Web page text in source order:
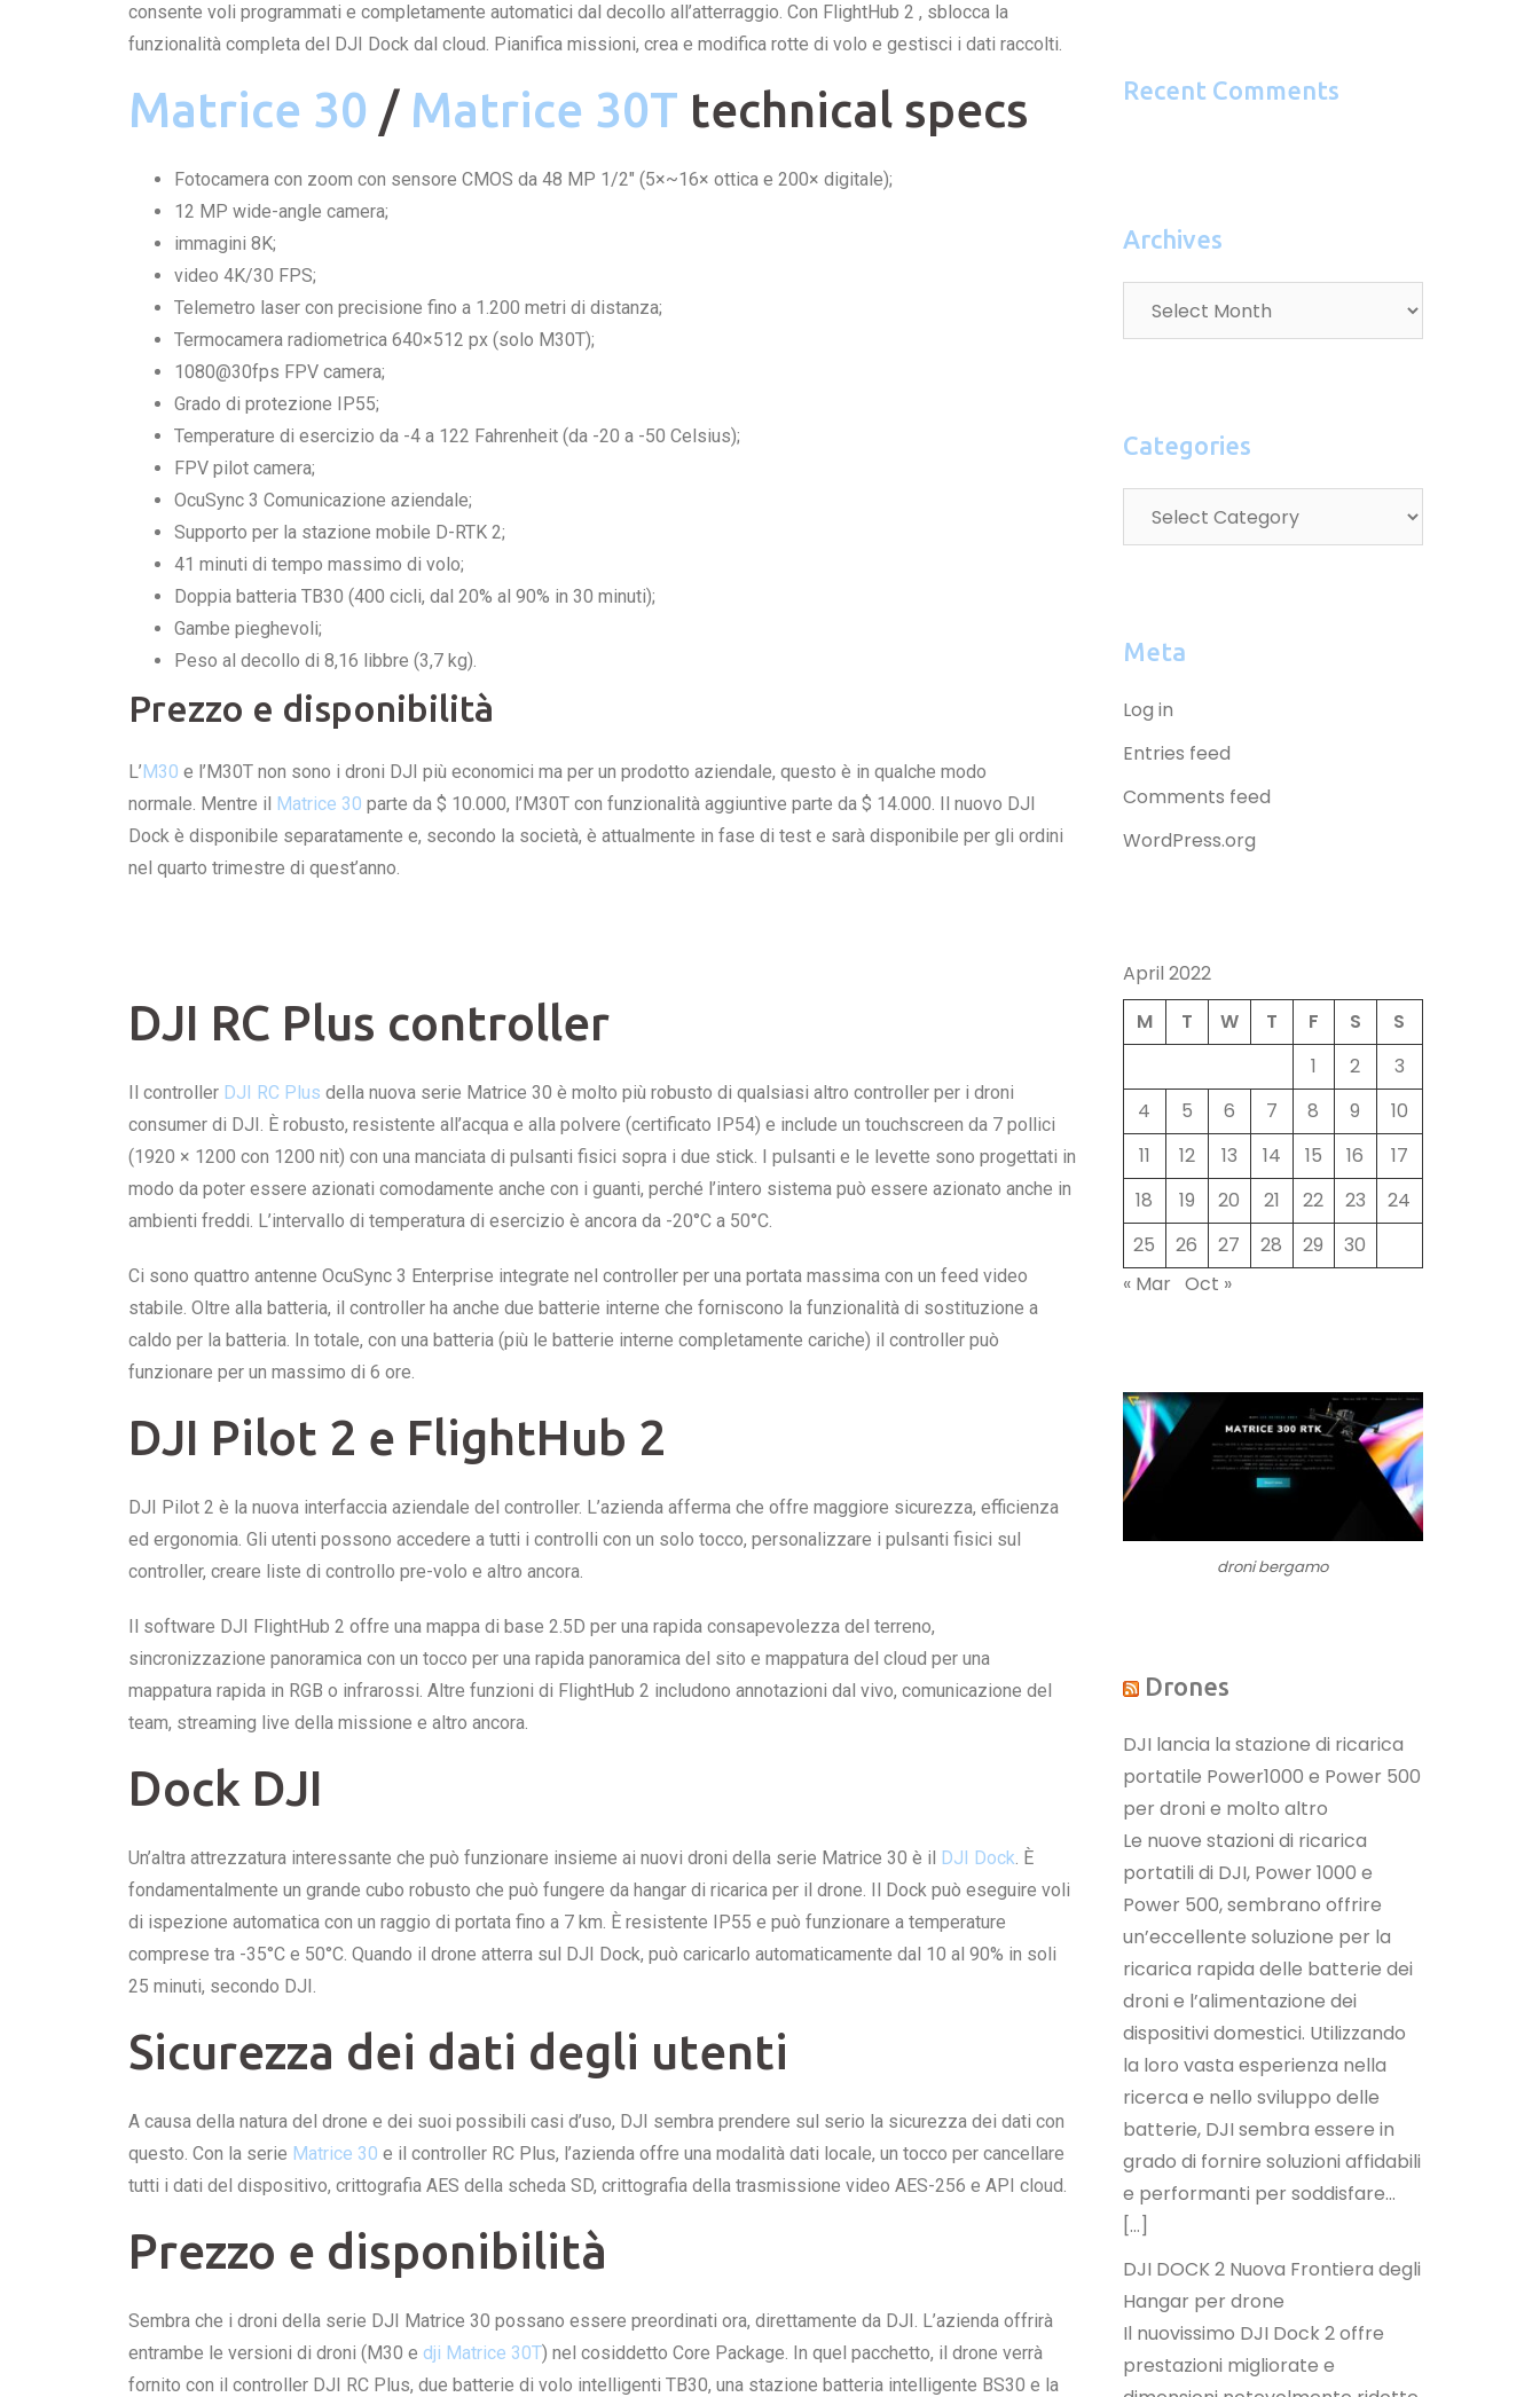
consente voli programmati e completamente automatici dal decollo all’atterraggio. Con FlightHub 2 , sblocca la
funzionalità completa del DJI Dock dal cloud. Pianifica missioni, crea e modifica rotte di volo e gestisci i dati raccolti.
Matrice 30 / Matrice 30T technical specs
Fotocamera con zoom con sensore CMOS da 48 MP 1/2″ (5×~16× ottica e 200× digitale);
12 MP wide-angle camera;
immagini 8K;
video 4K/30 FPS;
Telemetro laser con precisione fino a 1.200 metri di distanza;
Termocamera radiometrica 640×512 px (solo M30T);
1080@30fps FPV camera;
Grado di protezione IP55;
Temperature di esercizio da -4 a 122 Fahrenheit (da -20 a -50 Celsius);
FPV pilot camera;
OcuSync 3 Comunicazione aziendale;
Supporto per la stazione mobile D-RTK 2;
41 minuti di tempo massimo di volo;
Doppia batteria TB30 (400 cicli, dal 20% al 90% in 30 minuti);
Gambe pieghevoli;
Peso al decollo di 8,16 libbre (3,7 kg).
Prezzo e disponibilità
L’M30 e l’M30T non sono i droni DJI più economici ma per un prodotto aziendale, questo è in qualche modo
normale. Mentre il Matrice 30 parte da $ 10.000, l’M30T con funzionalità aggiuntive parte da $ 14.000. Il nuovo DJI
Dock è disponibile separatamente e, secondo la società, è attualmente in fase di test e sarà disponibile per gli ordini
nel quarto trimestre di quest’anno.
DJI RC Plus controller
Il controller DJI RC Plus della nuova serie Matrice 30 è molto più robusto di qualsiasi altro controller per i droni
consumer di DJI. È robusto, resistente all’acqua e alla polvere (certificato IP54) e include un touchscreen da 7 pollici
(1920 × 1200 con 1200 nit) con una manciata di pulsanti fisici sopra i due stick. I pulsanti e le levette sono progettati in
modo da poter essere azionati comodamente anche con i guanti, perché l’intero sistema può essere azionato anche in
ambienti freddi. L’intervallo di temperatura di esercizio è ancora da -20°C a 50°C.
Ci sono quattro antenne OcuSync 3 Enterprise integrate nel controller per una portata massima con un feed video
stabile. Oltre alla batteria, il controller ha anche due batterie interne che forniscono la funzionalità di sostituzione a
caldo per la batteria. In totale, con una batteria (più le batterie interne completamente cariche) il controller può
funzionare per un massimo di 6 ore.
DJI Pilot 2 e FlightHub 2
DJI Pilot 2 è la nuova interfaccia aziendale del controller. L’azienda afferma che offre maggiore sicurezza, efficienza
ed ergonomia. Gli utenti possono accedere a tutti i controlli con un solo tocco, personalizzare i pulsanti fisici sul
controller, creare liste di controllo pre-volo e altro ancora.
Il software DJI FlightHub 2 offre una mappa di base 2.5D per una rapida consapevolezza del terreno,
sincronizzazione panoramica con un tocco per una rapida panoramica del sito e mappatura del cloud per una
mappatura rapida in RGB o infrarossi. Altre funzioni di FlightHub 2 includono annotazioni dal vivo, comunicazione del
team, streaming live della missione e altro ancora.
Dock DJI
Un’altra attrezzatura interessante che può funzionare insieme ai nuovi droni della serie Matrice 30 è il DJI Dock. È
fondamentalmente un grande cubo robusto che può fungere da hangar di ricarica per il drone. Il Dock può eseguire voli
di ispezione automatica con un raggio di portata fino a 7 km. È resistente IP55 e può funzionare a temperature
comprese tra -35°C e 50°C. Quando il drone atterra sul DJI Dock, può caricarlo automaticamente dal 10 al 90% in soli
25 minuti, secondo DJI.
Sicurezza dei dati degli utenti
A causa della natura del drone e dei suoi possibili casi d’uso, DJI sembra prendere sul serio la sicurezza dei dati con
questo. Con la serie Matrice 30 e il controller RC Plus, l’azienda offre una modalità dati locale, un tocco per cancellare
tutti i dati del dispositivo, crittografia AES della scheda SD, crittografia della trasmissione video AES-256 e API cloud.
Prezzo e disponibilità
Sembra che i droni della serie DJI Matrice 30 possano essere preordinati ora, direttamente da DJI. L’azienda offrirà
entrambe le versioni di droni (M30 e dji Matrice 30T) nel cosiddetto Core Package. In quel pacchetto, il drone verrà
fornito con il controller DJI RC Plus, due batterie di volo intelligenti TB30, una stazione batteria intelligente BS30 e la
Recent Comments
Archives
Categories
Meta
Log in
Entries feed
Comments feed
WordPress.org
April 2022
M
T W T F S
S
1
2
3
4
5 6 7 8 9
10
11
12 13 14 15 16
17
18
19 20 21 22 23
24
25
26 27 28 29
30
« Mar Oct »
droni bergamo
Drones
DJI lancia la stazione di ricarica
portatile Power1000 e Power 500
per droni e molto altro
Le nuove stazioni di ricarica
portatili di DJI, Power 1000 e
Power 500, sembrano offrire
un’eccellente soluzione per la
ricarica rapida delle batterie dei
droni e l’alimentazione dei
dispositivi domestici. Utilizzando
la loro vasta esperienza nella
ricerca e nello sviluppo delle
batterie, DJI sembra essere in
grado di fornire soluzioni affidabili
e performanti per soddisfare…
[…]
DJI DOCK 2 Nuova Frontiera degli
Hangar per drone
Il nuovissimo DJI Dock 2 offre
prestazioni migliorate e